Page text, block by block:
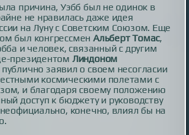
причина, Уэбб был не одинок в
не нравилась даже идея
на Луну с Советским Союзом. Еще
был конгрессмен Альберт Томас,
и человек, связанный с другим
президентом Линдоном
заявил о своем несогласии
космическими полетами с
и благодаря своему положению
доступ к бюджету и руководству
конечно, влиял бы на